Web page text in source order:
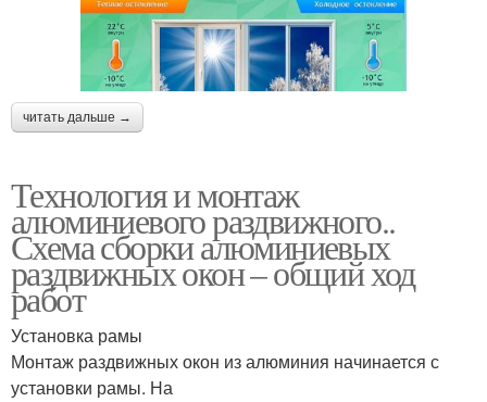
читать дальше →
Технология и монтаж
алюминиевого раздвижного..
Схема сборки алюминиевых
раздвижных окон – общий ход
работ
Установка рамы
Монтаж раздвижных окон из алюминия начинается с
установки рамы. На